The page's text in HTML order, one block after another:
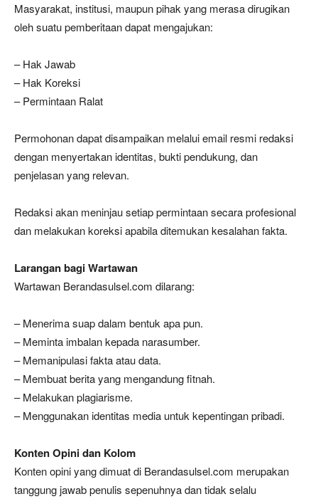
Masyarakat, institusi, maupun pihak yang merasa dirugikan
oleh suatu pemberitaan dapat mengajukan:
– Hak Jawab
– Hak Koreksi
– Permintaan Ralat
Permohonan dapat disampaikan melalui email resmi redaksi
dengan menyertakan identitas, bukti pendukung, dan
penjelasan yang relevan.
Redaksi akan meninjau setiap permintaan secara profesional
dan melakukan koreksi apabila ditemukan kesalahan fakta.
Larangan bagi Wartawan
Wartawan Berandasulsel.com dilarang:
– Menerima suap dalam bentuk apa pun.
– Meminta imbalan kepada narasumber.
– Memanipulasi fakta atau data.
– Membuat berita yang mengandung fitnah.
– Melakukan plagiarisme.
– Menggunakan identitas media untuk kepentingan pribadi.
Konten Opini dan Kolom
Konten opini yang dimuat di Berandasulsel.com merupakan
tanggung jawab penulis sepenuhnya dan tidak selalu